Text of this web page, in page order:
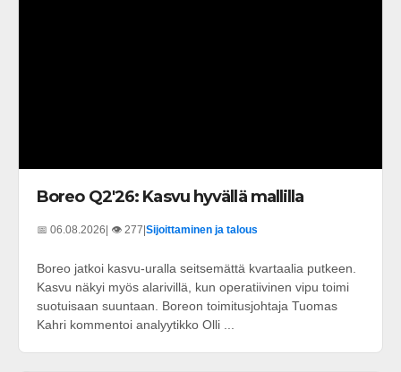
Boreo Q2'26: Kasvu hyvällä mallilla
📅 06.08.2026 | 👁️ 277 Sijoittaminen ja talous
Boreo jatkoi kasvu-uralla seitsemättä kvartaalia putkeen.
Kasvu näkyi myös alarivillä, kun operatiivinen vipu toimi
suotuisaan suuntaan. Boreon toimitusjohtaja Tuomas
Kahri kommentoi analyytikko Olli ...